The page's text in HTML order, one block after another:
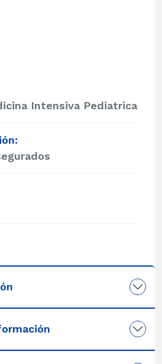
Intensiva Pediatrica